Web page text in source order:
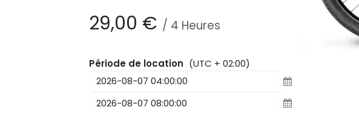
29,00 € / 4 Heures
Période de location (UTC + 02:00)